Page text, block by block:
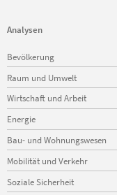
Analysen
Navigation
überspringen
Bevölkerung
Raum und Umwelt
Wirtschaft und Arbeit
Energie
Bau- und Wohnungswesen
Mobilität und Verkehr
Soziale Sicherheit